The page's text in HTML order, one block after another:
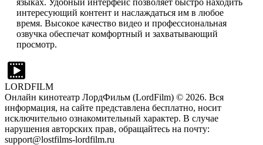
интересующий контент и наслаждаться им в любое
время. Высокое качество видео и профессиональная
озвучка обеспечат комфортный и захватывающий
просмотр.
LORDFILM
Онлайн кинотеатр ЛордФильм (LordFilm) © 2026. Вся
информация, на сайте представлена бесплатно, носит
исключительно ознакомительный характер. В случае
нарушения авторских прав, обращайтесь на почту:
support@lostfilms-lordfilm.ru